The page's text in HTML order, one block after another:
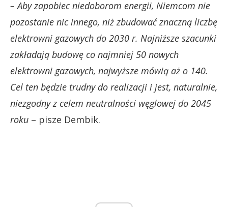
– Aby zapobiec niedoborom energii, Niemcom nie
pozostanie nic innego, niż zbudować znaczną liczbę
elektrowni gazowych do 2030 r. Najniższe szacunki
zakładają budowę co najmniej 50 nowych
elektrowni gazowych, najwyższe mówią aż o 140.
Cel ten będzie trudny do realizacji i jest, naturalnie,
niezgodny z celem neutralności węglowej do 2045
roku – pisze Dembik.